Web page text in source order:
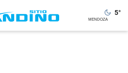
5°